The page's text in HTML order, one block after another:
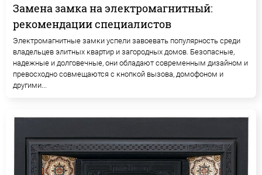
Замена замка на электромагнитный:
рекомендации специалистов
Электромагнитные замки успели завоевать популярность среди
владельцев элитных квартир и загородных домов. Безопасные,
надежные и долговечные, они обладают современным дизайном и
превосходно совмещаются с кнопкой вызова, домофоном и
другими...